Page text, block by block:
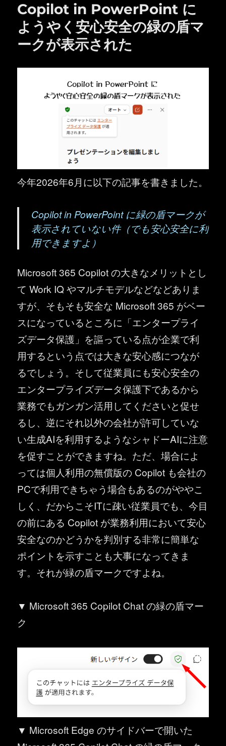
Copilot in PowerPoint に
ようやく安心安全の緑の盾マ
ークが表示された
今年2026年6月に以下の記事を書きました。
Copilot in PowerPoint に緑の盾マークが
表示されていない件（でも安心安全に利
用できますよ）
Microsoft 365 Copilot の大きなメリットとし
て Work IQ やマルチモデルなどなどありま
すが、そもそも安全な Microsoft 365 がベー
スになっているところに「エンタープライ
ズデータ保護」を謳っている点が企業で利
用するという点では大きな安心感につなが
るでしょう。そして従業員にも安心安全の
エンタープライズデータ保護下であるから
業務でもガンガン活用してくださいと促せ
るし、逆にそれ以外の会社が許可していな
い生成AIを利用するようなシャドーAIに注意
を促すことができますね。ただ、場合によ
っては個人利用の無償版の Copilot も会社の
PCで利用できちゃう場合もあるのがややこ
しく、だからこそITに疎い従業員でも、今目
の前にある Copilot が業務利用において安心
安全なのかどうかを判別する非常に簡単な
ポイントを示すことも大事になってきま
す。それが緑の盾マークですよね。
▼ Microsoft 365 Copilot Chat の緑の盾マー
ク
▼ Microsoft Edge のサイドバーで開いた